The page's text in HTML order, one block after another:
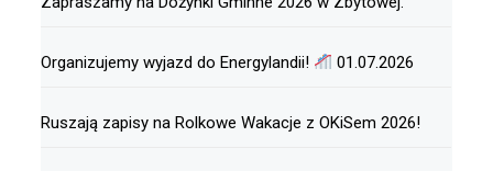
Organizujemy wyjazd do Energylandii! 01.07.2026
Ruszają zapisy na Rolkowe Wakacje z OKiSem 2026!